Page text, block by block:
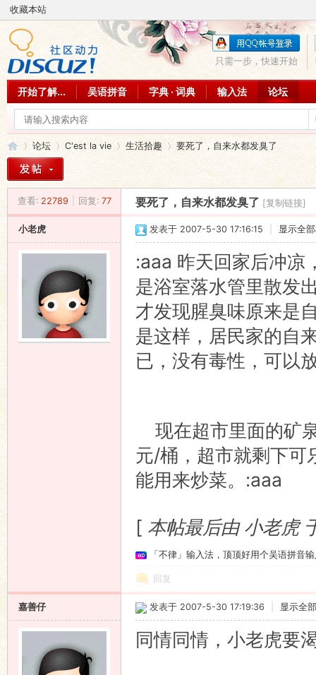
收藏本站
只需一步，快速开始
开始了解... 吴语拼音 字典 · 词典 输入法 论坛
»
论坛
›
C'est la vie 生活拾趣
›
要死了，自来水都发臭了
查看: 22789 回复: 77 要死了，自来水都发臭了 [复制链接]
小老虎 发表于 2007-5-30 17:16:15 显示全
:aaa 昨天回家后冲凉
是浴室落水管里散发
才发现腥臭味原来是
是这样，居民家的自
已，没有毒性，可以
现在超市里面的矿
元/桶，超市就剩下可
能用来炒菜。:aaa
[ 本帖最后由 小老虎
「不律」输入法，顶顶好用个吴语拼音
回复
嘉善仔 发表于 2007-5-30 17:19:36 显示全
同情同情，小老虎要